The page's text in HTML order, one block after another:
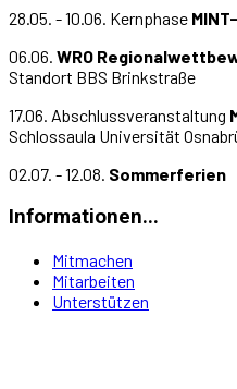
28.05. - 10.06. Kernphase
06.06. WRO
Standort BBS Brinkstraße
17.06. Abschlussveranstaltung
Schlossaula Universität
02.07. - 12.08. Sommerferien
Informationen...
Mitmachen
Mitarbeiten
Unterstützen